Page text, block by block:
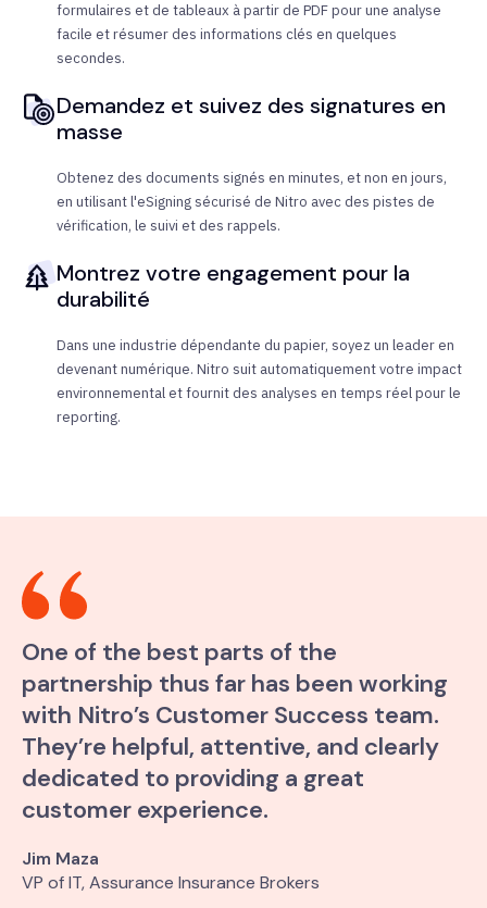
formulaires et de tableaux à partir de PDF pour une analyse
facile et résumer des informations clés en quelques
secondes.
Demandez et suivez des signatures en
masse
Obtenez des documents signés en minutes, et non en jours,
en utilisant l'eSigning sécurisé de Nitro avec des pistes de
vérification, le suivi et des rappels.
Montrez votre engagement pour la
durabilité
Dans une industrie dépendante du papier, soyez un leader en
devenant numérique. Nitro suit automatiquement votre impact
environnemental et fournit des analyses en temps réel pour le
reporting.
One of the best parts of the
partnership thus far has been working
with Nitro’s Customer Success team.
They’re helpful, attentive, and clearly
dedicated to providing a great
customer experience.
Jim Maza
VP of IT, Assurance Insurance Brokers